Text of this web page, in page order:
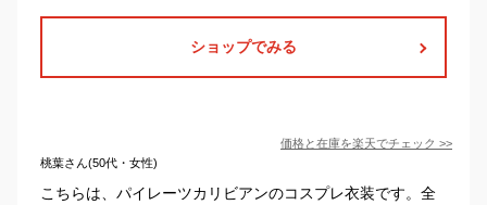
ショップでみる
価格と在庫を楽天でチェック >>
桃葉さん(50代・女性)
こちらは、パイレーツカリビアンのコスプレ衣装です。全